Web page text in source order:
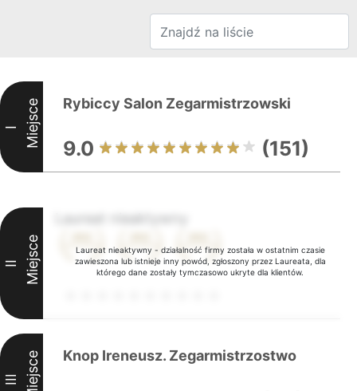
I Miejsce Rybiccy Salon Zegarmistrzowski
9.0 (151)
Laureat nieaktywny - działalność firmy została w ostatnim czasie
zawieszona lub istnieje inny powód, zgłoszony przez Laureata, dla
którego dane zostały tymczasowo ukryte dla klientów.
II Miejsce
III Miejsce Knop Ireneusz. Zegarmistrzostwo